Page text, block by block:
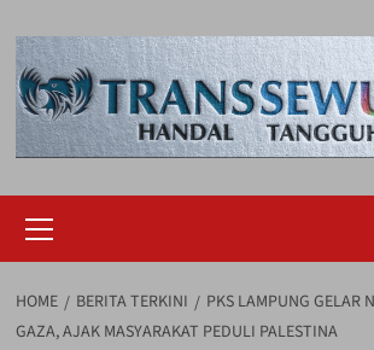
to
content
Menu
HOME BERITA TERKINI
PKS LAMPUNG GELAR
GAZA, AJAK MASYARAKAT PEDULI PALESTINA